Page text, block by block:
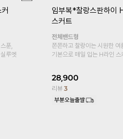
산부속바지
복대형
부들부들 차르르 레이온 소재로
피부에 자극없는 바디감~
리뷰1,425